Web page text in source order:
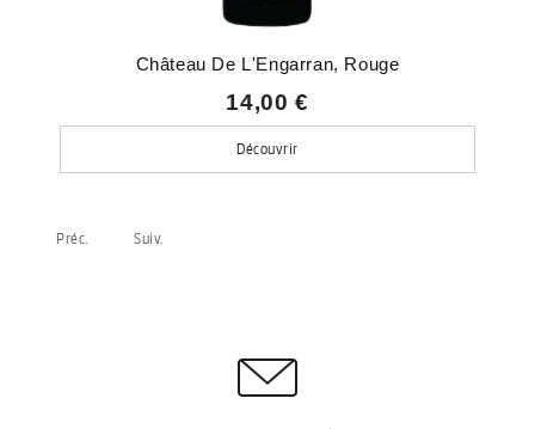
Château De L'Engarran, Rouge
14,00 €
Découvrir
Préc. Suiv.